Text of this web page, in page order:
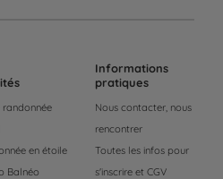
randonnée
en étoile
Balnéo
Informations
pratiques
Nous contacter, nous
rencontrer
Toutes les infos pour
s'inscrire et CGV